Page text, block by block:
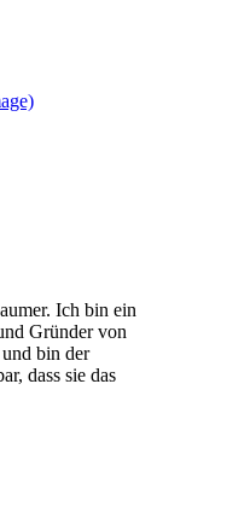
Ich bin ein
Gründer von
bin der
dass sie das